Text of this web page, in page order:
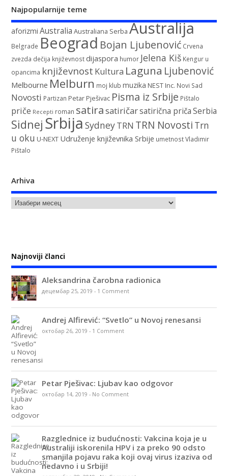
Najpopularnije teme
aforizmi Australia Australiana Serba Australija
Belgrade Beograd Bojan Ljubenović Crvena
zvezda dečija književnostdijaspora humor Jelena Kiš Kengur u
opancima književnost Kultura Laguna Ljubenović
Melbourne Melburn moj klub muzika NEST Inc. Novi Sad
Novosti Partizan Petar Pješivac Pisma iz Srbije Pištalo
priče Recepti roman satirasatiričarsatirična pričaSerbia
Sidnej Srbija SydneyTRN TRN Novosti Trn
u oku U-NEXT Udruženje književnika Srbije umetnostVladimir
Pištalo
Arhiva
Najnoviji članci
Aleksandrina čarobna radionica
децембар 25, 2019 - 1 Comment
Andrej Alfirević: “Svetlo” u Novoj renesansi
октобар 26, 2019 - 1 Comment
Petar Pješivac: Ljubav kao odgovor
октобар 14, 2019 - No Comment
Razglednice iz budućnosti: Vakcina koja je u
Australiji iskorenila HPV i za preko 90 odsto
smanjila pojavu raka koji ovaj virus izaziva od
nedavno i u Srbiji!